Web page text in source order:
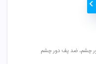
چشم، ضد پف دور چشم